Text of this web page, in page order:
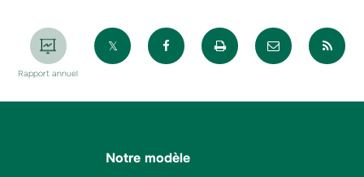
Rapport annuel
Partager sur XPartager sur Facebook
Imprimer la pageEnvoyer
Notre modèle